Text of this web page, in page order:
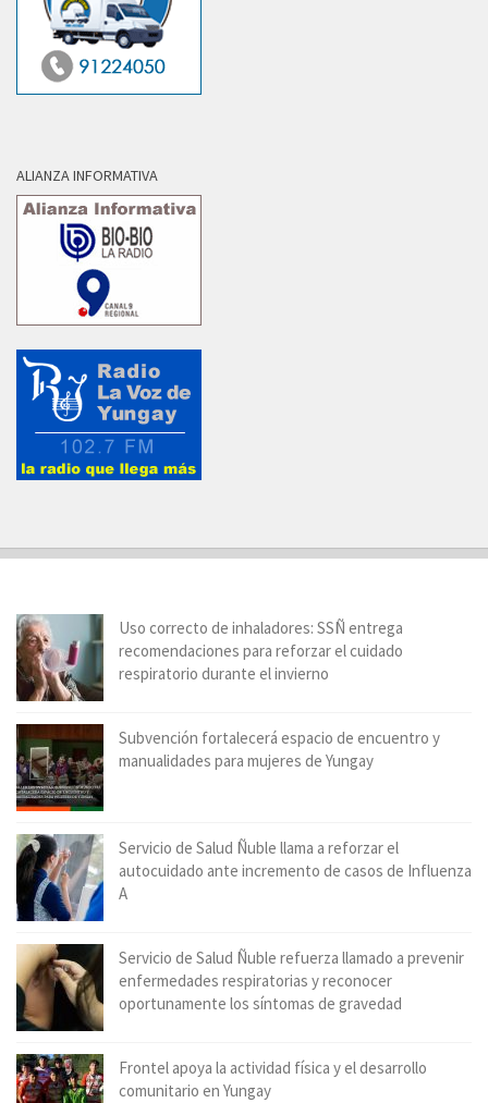
ALIANZA INFORMATIVA
Uso correcto de inhaladores: SSÑ entrega
recomendaciones para reforzar el cuidado
respiratorio durante el invierno
Subvención fortalecerá espacio de encuentro y
manualidades para mujeres de Yungay
Servicio de Salud Ñuble llama a reforzar el
autocuidado ante incremento de casos de Influenza
A
Servicio de Salud Ñuble refuerza llamado a prevenir
enfermedades respiratorias y reconocer
oportunamente los síntomas de gravedad
Frontel apoya la actividad física y el desarrollo
comunitario en Yungay